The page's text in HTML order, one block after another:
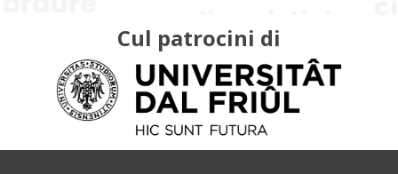
Cul patrocini di